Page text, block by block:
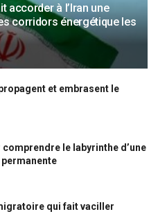
accorder à l’Iran une
corridors énergétique les
et embrasent le
comprendre le labyrinthe d’une
qui fait vaciller